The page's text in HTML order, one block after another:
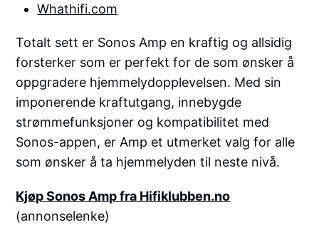
Whathifi.com
Totalt sett er Sonos Amp en kraftig og allsidig
forsterker som er perfekt for de som ønsker å
oppgradere hjemmelydopplevelsen. Med sin
imponerende kraftutgang, innebygde
strømmefunksjoner og kompatibilitet med
Sonos-appen, er Amp et utmerket valg for alle
som ønsker å ta hjemmelyden til neste nivå.
Kjøp Sonos Amp fra Hifiklubben.no
(annonselenke)